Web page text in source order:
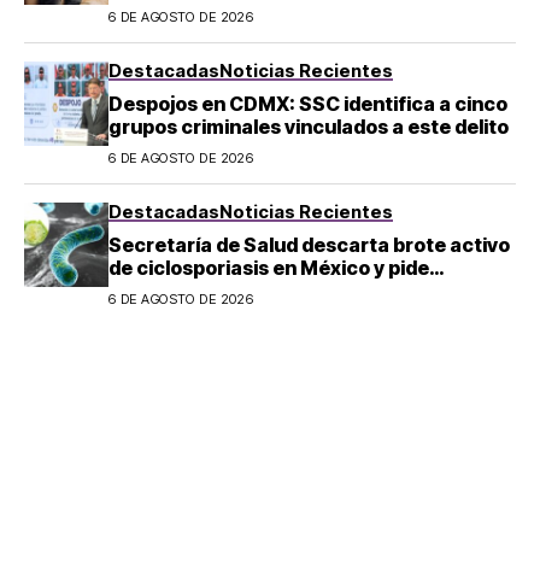
6 DE AGOSTO DE 2026
DestacadasNoticias Recientes
Despojos en CDMX: SSC identifica a cinco
grupos criminales vinculados a este delito
6 DE AGOSTO DE 2026
DestacadasNoticias Recientes
Secretaría de Salud descarta brote activo
de ciclosporiasis en México y pide
mantener la calma
6 DE AGOSTO DE 2026